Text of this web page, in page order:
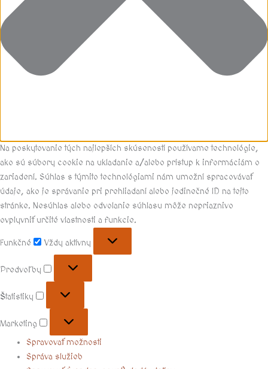
Na poskytovanie tých najlepších skúseností používame technológie,
ako sú súbory cookie na ukladanie a/alebo prístup k informáciám o
zariadení. Súhlas s týmito technológiami nám umožní spracovávať
údaje, ako je správanie pri prehliadaní alebo jedinečné ID na tejto
stránke. Nesúhlas alebo odvolanie súhlasu môže nepriaznivo
ovplyvniť určité vlastnosti a funkcie.
Funkčné Vždy aktívny
Predvoľby
Štatistiky
Marketing
Spravovať možnosti
Správa služieb